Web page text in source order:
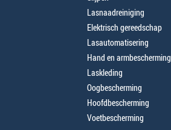
Lasnaadreiniging
Elektrisch gereedschap
Lasautomatisering
Hand en armbescherming
Laskleding
Oogbescherming
Hoofdbescherming
Voetbescherming